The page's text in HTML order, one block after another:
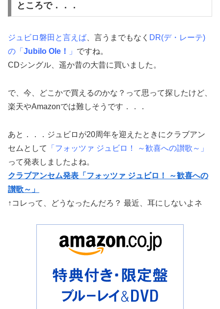
ところで．．．
ジュビロ磐田と言えば 、言うまでもなく DR(デ・レーテ)
の「 Jubilo Ole！ 」 ですね。
CDシングル、遥か昔の大昔に買いました。
で、今、どこかで買えるのかな？って思って探したけど、
楽天やAmazonでは難しそうです．．．
あと．．．ジュビロが20周年を迎えたときにクラブアン
セムとして
「フォッツァ ジュビロ！ ～歓喜への讃歌～」
って発表しましたよね。
クラブアンセム発表「フォッツァ ジュビロ！ ～歓喜への
讃歌～」
↑コレって、どうなったんだろ？ 最近、耳にしないよネ